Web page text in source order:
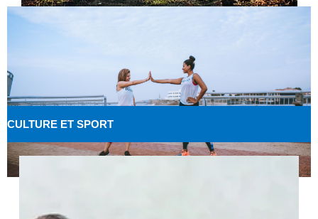
CULTURE ET SPORT